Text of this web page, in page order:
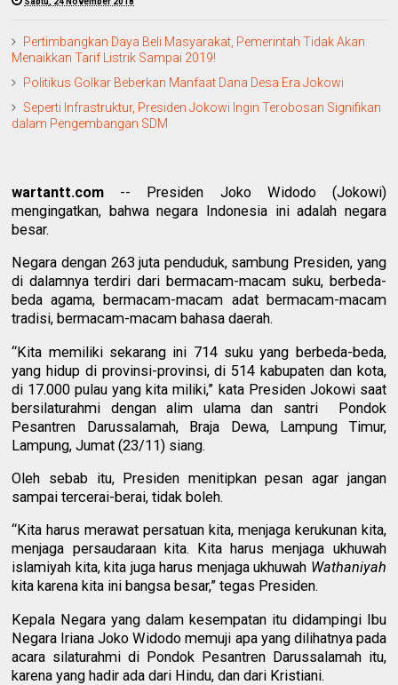
Pertimbangkan Daya Beli Masyarakat, Pemerintah Tidak Akan
Menaikkan Tarif Listrik Sampai 2019!
Politikus Golkar Beberkan Manfaat Dana Desa Era Jokowi
Seperti Infrastruktur, Presiden Jokowi Ingin Terobosan Signifikan
dalam Pengembangan SDM
wartantt.com -- Presiden Joko Widodo (Jokowi)
mengingatkan, bahwa negara Indonesia ini adalah negara
besar.
Negara dengan 263 juta penduduk, sambung Presiden, yang
di dalamnya terdiri dari bermacam-macam suku, berbeda-
beda agama, bermacam-macam adat bermacam-macam
tradisi, bermacam-macam bahasa daerah.
“Kita memiliki sekarang ini 714 suku yang berbeda-beda,
yang hidup di provinsi-provinsi, di 514 kabupaten dan kota,
di 17.000 pulau yang kita miliki,” kata Presiden Jokowi saat
bersilaturahmi dengan alim ulama dan santri Pondok
Pesantren Darussalamah, Braja Dewa, Lampung Timur,
Lampung, Jumat (23/11) siang.
Oleh sebab itu, Presiden menitipkan pesan agar jangan
sampai tercerai-berai, tidak boleh.
“Kita harus merawat persatuan kita, menjaga kerukunan kita,
menjaga persaudaraan kita. Kita harus menjaga ukhuwah
islamiyah kita, kita juga harus menjaga ukhuwah Wathaniyah
kita karena kita ini bangsa besar,” tegas Presiden.
Kepala Negara yang dalam kesempatan itu didampingi Ibu
Negara Iriana Joko Widodo memuji apa yang dilihatnya pada
acara silaturahmi di Pondok Pesantren Darussalamah itu,
karena yang hadir ada dari Hindu, dan dari Kristiani.